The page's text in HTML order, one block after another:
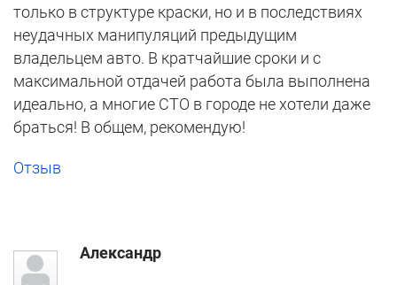
только в структуре краски, но и в последствиях
неудачных манипуляций предыдущим
владельцем авто. В кратчайшие сроки и с
максимальной отдачей работа была выполнена
идеально, а многие СТО в городе не хотели даже
браться! В общем, рекомендую!
Отзыв
Александр